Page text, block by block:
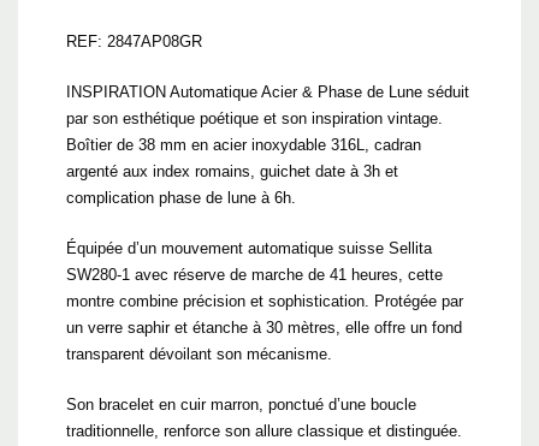
REF: 2847AP08GR
INSPIRATION Automatique Acier & Phase de Lune séduit
par son esthétique poétique et son inspiration vintage.
Boîtier de 38 mm en acier inoxydable 316L, cadran
argenté aux index romains, guichet date à 3h et
complication phase de lune à 6h.
Équipée d’un mouvement automatique suisse Sellita
SW280-1 avec réserve de marche de 41 heures, cette
montre combine précision et sophistication. Protégée par
un verre saphir et étanche à 30 mètres, elle offre un fond
transparent dévoilant son mécanisme.
Son bracelet en cuir marron, ponctué d’une boucle
traditionnelle, renforce son allure classique et distinguée.